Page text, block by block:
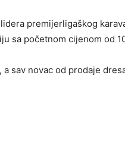
premijerligaškog
sa početnom cijenom od
sav novac od prodaje